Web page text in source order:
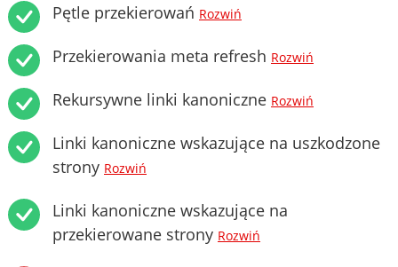
Pętle przekierowań Rozwiń
Przekierowania meta refresh Rozwiń
Rekursywne linki kanoniczne Rozwiń
Linki kanoniczne wskazujące na uszkodzone
strony Rozwiń
Linki kanoniczne wskazujące na
przekierowane strony Rozwiń